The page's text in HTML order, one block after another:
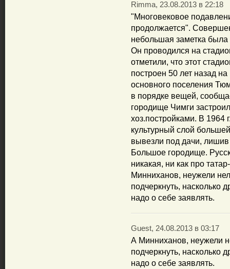
Rimma, 23.08.2013 в 22:18
"Многовековое
продолжается".
небольшая заметка
Он проводился на
отметили, что этот
построен 50 лет назад
основного поселения
в порядке вещей,
городище Чимги
хоз.постройками. В 1964
культурный слой
вывезли под дачи, лишив
Большое городище.
никакая, ни как про
Минниханов, неужели
подчеркнуть, насколько
надо о себе заявлять.
Guest, 24.08.2013 в 03:17
А Минниханов, неужели
подчеркнуть, насколько
надо о себе заявлять.